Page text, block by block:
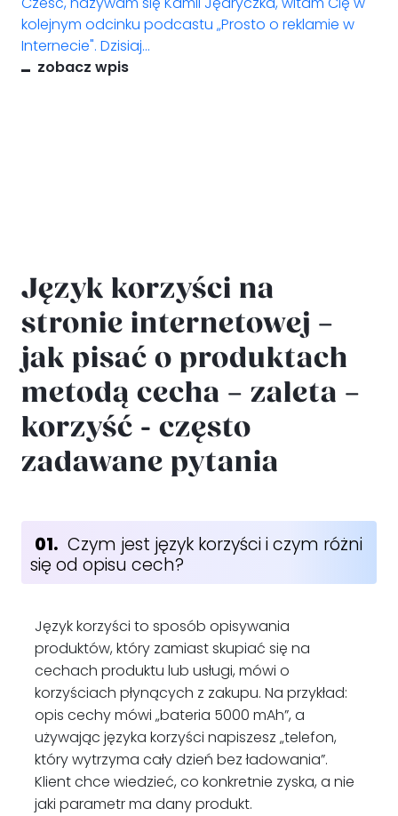
kolejnym odcinku podcastu „Prosto o reklamie w
Internecie". Dzisiaj...
zobacz wpis
Język korzyści na
stronie internetowej –
jak pisać o produktach
metodą cecha – zaleta –
korzyść - często
zadawane pytania
01. Czym jest język korzyści i czym różni
się od opisu cech?
Język korzyści to sposób opisywania
produktów, który zamiast skupiać się na
cechach produktu lub usługi, mówi o
korzyściach płynących z zakupu. Na przykład:
opis cechy mówi „bateria 5000 mAh”, a
używając języka korzyści napiszesz „telefon,
który wytrzyma cały dzień bez ładowania”.
Klient chce wiedzieć, co konkretnie zyska, a nie
jaki parametr ma dany produkt.